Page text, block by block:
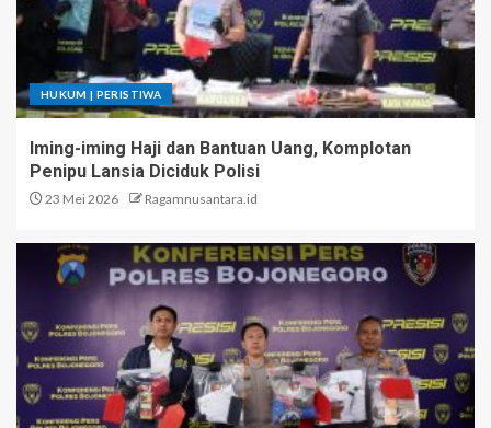
HUKUM | PERISTIWA
Iming-iming Haji dan Bantuan Uang, Komplotan
Penipu Lansia Diciduk Polisi
23 Mei 2026 Ragamnusantara.id